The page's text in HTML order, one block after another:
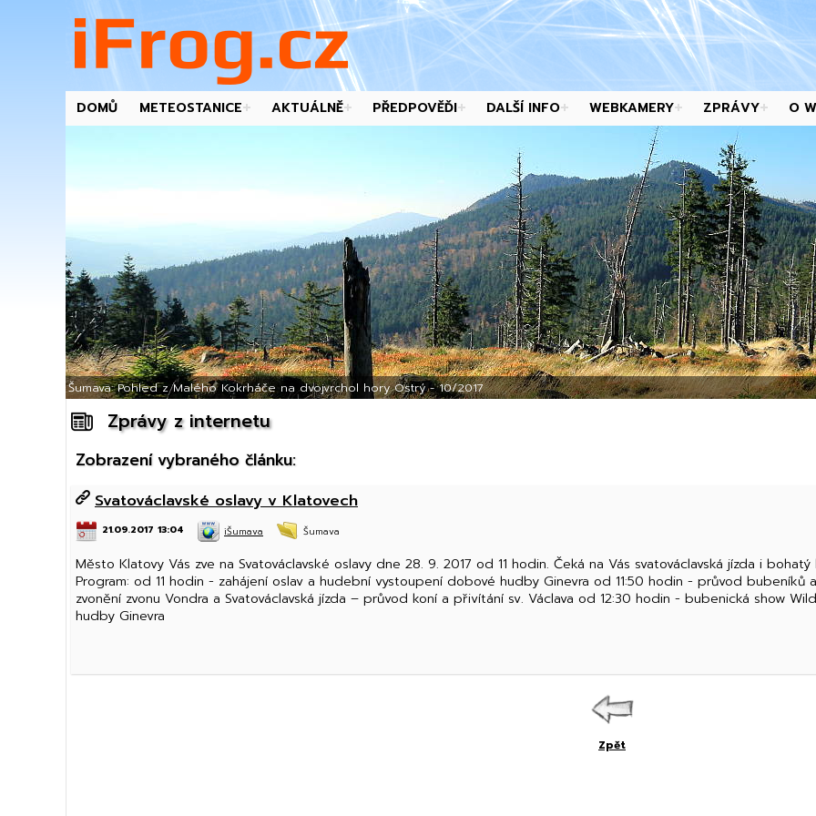
DOMŮ METEOSTANICE AKTUÁLNĚ PŘEDPOVĚĎI DALŠÍ INFO WEBKAMERY ZPRÁVY O
Šumava: Pohled z Malého Kokrháče na dvojvrchol hory Ostrý - 10/2017
Zprávy z internetu
Zobrazení vybraného článku:
Svatováclavské oslavy v Klatovech
21.09.2017 13:04 iŠumava Šumava
Město Klatovy Vás zve na Svatováclavské oslavy dne 28. 9. 2017 od 11 hodin. Čeká na Vás svatováclavská jízda i
Program: od 11 hodin - zahájení oslav a hudební vystoupení dobové hudby Ginevra od 11:50 hodin - průvod
zvonění zvonu Vondra a Svatováclavská jízda – průvod koní a přivítání sv. Václava od 12:30 hodin - bubenická show
hudby Ginevra
Zpět